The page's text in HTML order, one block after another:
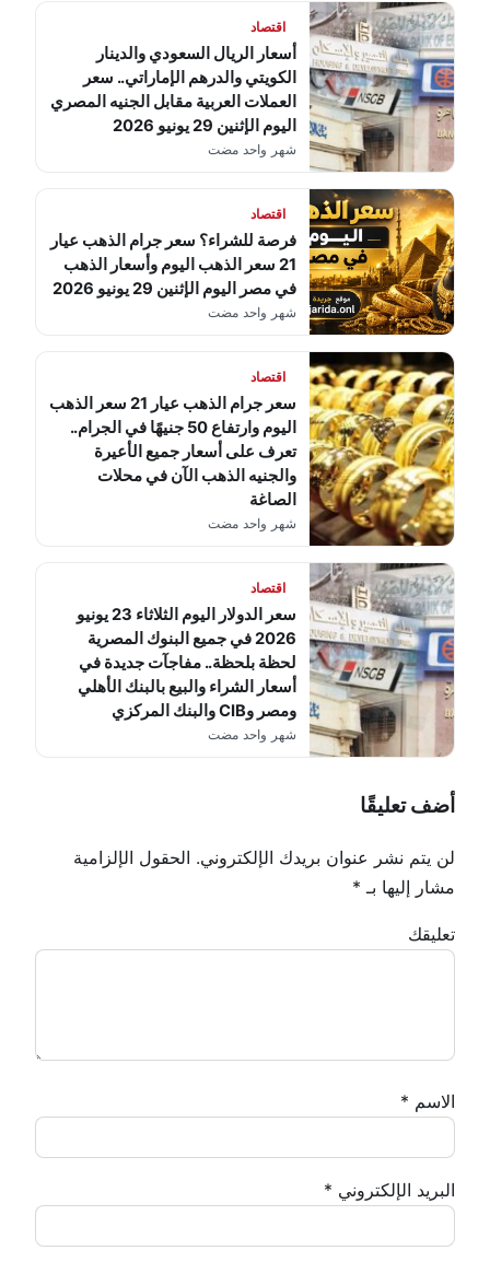
اقتصاد
أسعار الريال السعودي والدينار
الكويتي والدرهم الإماراتي.. سعر
العملات العربية مقابل الجنيه المصري
اليوم الإثنين 29 يونيو 2026
شهر واحد مضت
اقتصاد
فرصة للشراء؟ سعر جرام الذهب عيار
21 سعر الذهب اليوم وأسعار الذهب
في مصر اليوم الإثنين 29 يونيو 2026
شهر واحد مضت
اقتصاد
سعر جرام الذهب عيار 21 سعر الذهب
اليوم وارتفاع 50 جنيهًا في الجرام..
تعرف على أسعار جميع الأعيرة
والجنيه الذهب الآن في محلات
الصاغة
شهر واحد مضت
اقتصاد
سعر الدولار اليوم الثلاثاء 23 يونيو
2026 في جميع البنوك المصرية
لحظة بلحظة.. مفاجآت جديدة في
أسعار الشراء والبيع بالبنك الأهلي
ومصر وCIB والبنك المركزي
شهر واحد مضت
أضف تعليقًا
لن يتم نشر عنوان بريدك الإلكتروني. الحقول الإلزامية
مشار إليها بـ *
تعليقك
الاسم *
البريد الإلكتروني *